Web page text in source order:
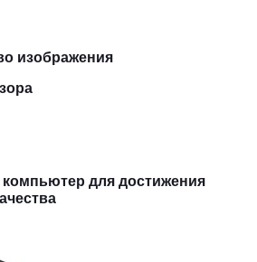
изображения
для достижения